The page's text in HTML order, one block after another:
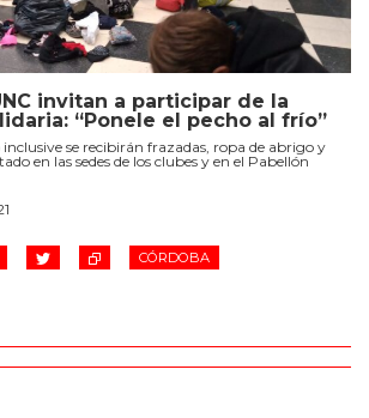
invitan a participar de la
“Ponele el pecho al frío”
inclusive se recibirán frazadas, ropa de abrigo y
en las sedes de los clubes y en el Pabellón
CÓRDOBA